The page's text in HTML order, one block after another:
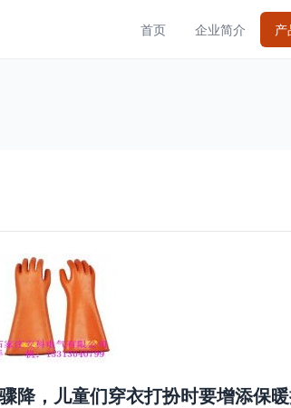
首页 企业简介 产
降，儿童们穿衣打扮时要增添保